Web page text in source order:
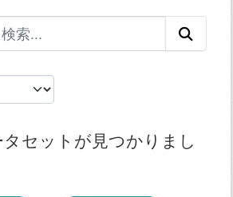
セットが見つかりまし